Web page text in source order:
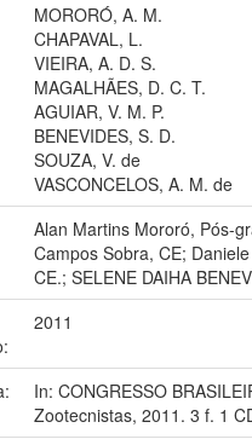
MORORÓ, A. M.
CHAPAVAL, L.
VIEIRA, A. D. S.
MAGALHÃES, D. C. T.
AGUIAR, V. M. P.
BENEVIDES, S. D.
SOUZA, V. de
VASCONCELOS, A. M. de
Alan Martins Mororó, Pós-
Campos Sobra, CE;
CE.; SELENE DAIHA
2011
In: CONGRESSO
Zootecnistas, 2011. 3 f. 1